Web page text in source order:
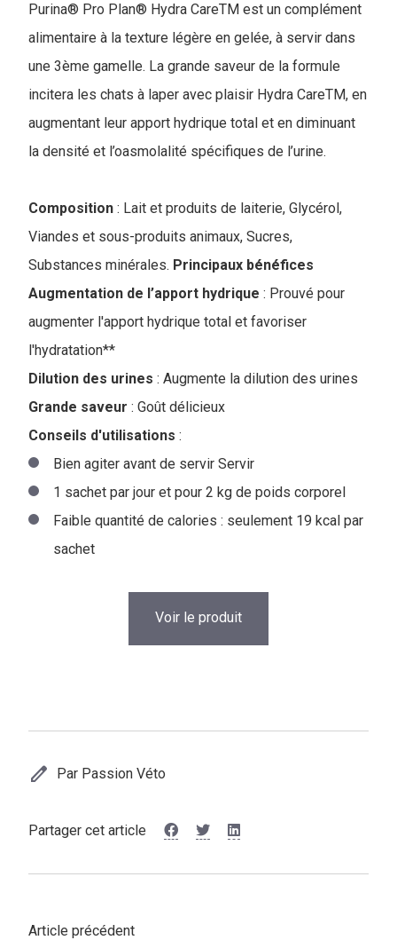
Purina® Pro Plan® Hydra CareTM est un complément
alimentaire à la texture légère en gelée, à servir dans
une 3ème gamelle. La grande saveur de la formule
incitera les chats à laper avec plaisir Hydra CareTM, en
augmentant leur apport hydrique total et en diminuant
la densité et l’oasmolalité spécifiques de l’urine.
Composition : Lait et produits de laiterie, Glycérol,
Viandes et sous-produits animaux, Sucres,
Substances minérales. Principaux bénéfices
Augmentation de l’apport hydrique : Prouvé pour
augmenter l'apport hydrique total et favoriser
l'hydratation**
Dilution des urines : Augmente la dilution des urines
Grande saveur : Goût délicieux
Conseils d'utilisations :
Bien agiter avant de servir Servir
1 sachet par jour et pour 2 kg de poids corporel
Faible quantité de calories : seulement 19 kcal par
sachet
Voir le produit
edit Par Passion Véto
Partager cet article
Article précédent